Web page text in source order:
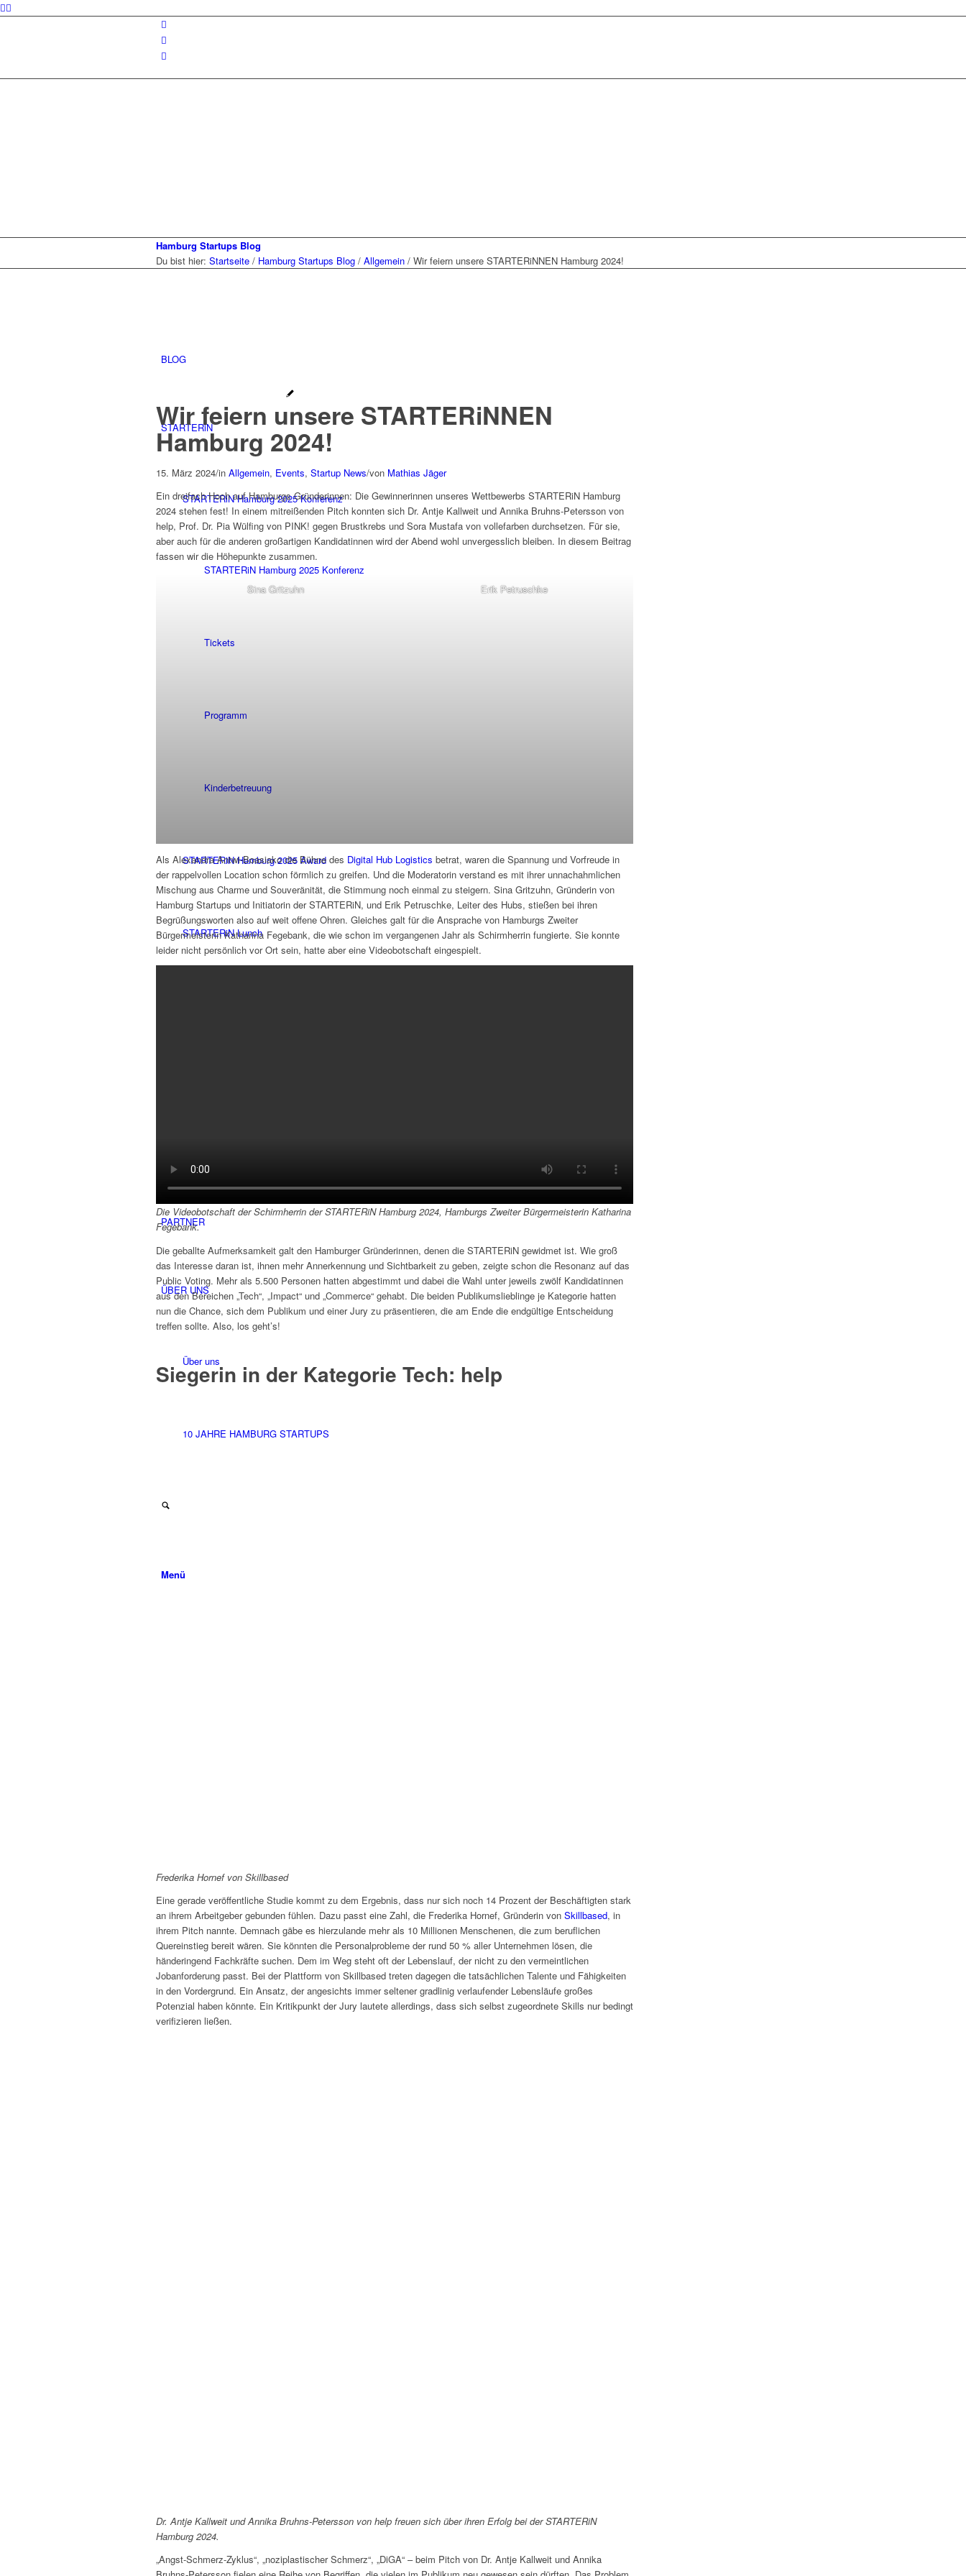
BLOG
STARTERiN
STARTERiN Hamburg 2025 Konferenz
STARTERiN Hamburg 2025 Konferenz
Tickets
Programm
Kinderbetreuung
STARTERiN Hamburg 2025 Award
STARTERiN Lunch
PARTNER
ÜBER UNS
Über uns
10 JAHRE HAMBURG STARTUPS
Menü
Hamburg Startups Blog
Du bist hier: Startseite / Hamburg Startups Blog / Allgemein / Wir feiern unsere STARTERiNNEN Hamburg 2024!
Wir feiern unsere STARTERiNNEN
Hamburg 2024!
15. März 2024/in Allgemein, Events, Startup News/von Mathias Jäger
Ein dreifach Hoch auf Hamburgs Gründerinnen: Die Gewinnerinnen unseres Wettbewerbs STARTERiN Hamburg
2024 stehen fest! In einem mitreißenden Pitch konnten sich Dr. Antje Kallweit und Annika Bruhns-Petersson von
help, Prof. Dr. Pia Wülfing von PINK! gegen Brustkrebs und Sora Mustafa von vollefarben durchsetzen. Für sie,
aber auch für die anderen großartigen Kandidatinnen wird der Abend wohl unvergesslich bleiben. In diesem Beitrag
fassen wir die Höhepunkte zusammen.
Sina Gritzuhn Erik Petruschke
Als Alexandra Antwi-Boasiako die Bühne des Digital Hub Logistics betrat, waren die Spannung und Vorfreude in
der rappelvollen Location schon förmlich zu greifen. Und die Moderatorin verstand es mit ihrer unnachahmlichen
Mischung aus Charme und Souveränität, die Stimmung noch einmal zu steigern. Sina Gritzuhn, Gründerin von
Hamburg Startups und Initiatorin der STARTERiN, und Erik Petruschke, Leiter des Hubs, stießen bei ihren
Begrüßungsworten also auf weit offene Ohren. Gleiches galt für die Ansprache von Hamburgs Zweiter
Bürgermeisterin Katharina Fegebank, die wie schon im vergangenen Jahr als Schirmherrin fungierte. Sie konnte
leider nicht persönlich vor Ort sein, hatte aber eine Videobotschaft eingespielt.
Die Videobotschaft der Schirmherrin der STARTERiN Hamburg 2024, Hamburgs Zweiter Bürgermeisterin Katharina
Fegebank.
Die geballte Aufmerksamkeit galt den Hamburger Gründerinnen, denen die STARTERiN gewidmet ist. Wie groß
das Interesse daran ist, ihnen mehr Annerkennung und Sichtbarkeit zu geben, zeigte schon die Resonanz auf das
Public Voting. Mehr als 5.500 Personen hatten abgestimmt und dabei die Wahl unter jeweils zwölf Kandidatinnen
aus den Bereichen „Tech“, „Impact“ und „Commerce“ gehabt. Die beiden Publikumslieblinge je Kategorie hatten
nun die Chance, sich dem Publikum und einer Jury zu präsentieren, die am Ende die endgültige Entscheidung
treffen sollte. Also, los geht’s!
Siegerin in der Kategorie Tech: help
Frederika Hornef von Skillbased
Eine gerade veröffentliche Studie kommt zu dem Ergebnis, dass nur sich noch 14 Prozent der Beschäftigten stark
an ihrem Arbeitgeber gebunden fühlen. Dazu passt eine Zahl, die Frederika Hornef, Gründerin von Skillbased, in
ihrem Pitch nannte. Demnach gäbe es hierzulande mehr als 10 Millionen Menschenen, die zum beruflichen
Quereinstieg bereit wären. Sie könnten die Personalprobleme der rund 50 % aller Unternehmen lösen, die
händeringend Fachkräfte suchen. Dem im Weg steht oft der Lebenslauf, der nicht zu den vermeintlichen
Jobanforderung passt. Bei der Plattform von Skillbased treten dagegen die tatsächlichen Talente und Fähigkeiten
in den Vordergrund. Ein Ansatz, der angesichts immer seltener gradlinig verlaufender Lebensläufe großes
Potenzial haben könnte. Ein Kritikpunkt der Jury lautete allerdings, dass sich selbst zugeordnete Skills nur bedingt
verifizieren ließen.
Dr. Antje Kallweit und Annika Bruhns-Petersson von help freuen sich über ihren Erfolg bei der STARTERiN
Hamburg 2024.
„Angst-Schmerz-Zyklus“, „noziplastischer Schmerz“, „DiGA“ – beim Pitch von Dr. Antje Kallweit und Annika